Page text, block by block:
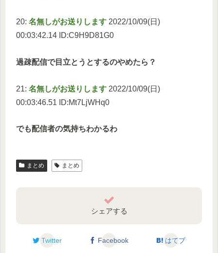
20: 名無しがお送りします 2022/10/09(日)
00:03:42.14 ID:C9H9D81G0
過疎配信で目立とうとするのやめたら？
21: 名無しがお送りします 2022/10/09(日)
00:03:46.51 ID:Mt7LjWHq0
でも配信者の気持ちわかるわ
まとめ まとめ
シェアする
Twitter Facebook はてブ